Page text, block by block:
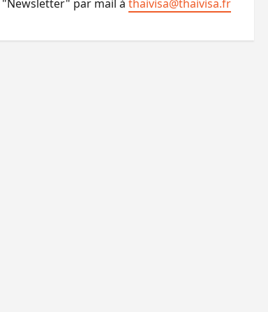
"Newsletter" par mail à thaivisa@thaivisa.fr